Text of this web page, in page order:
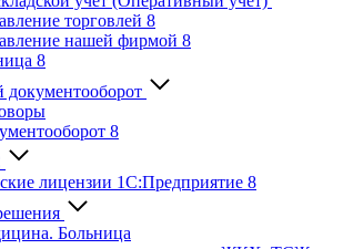
торговлей 8
нашей фирмой 8
8
8
лицензии 1С:Предприятие 8
Больница